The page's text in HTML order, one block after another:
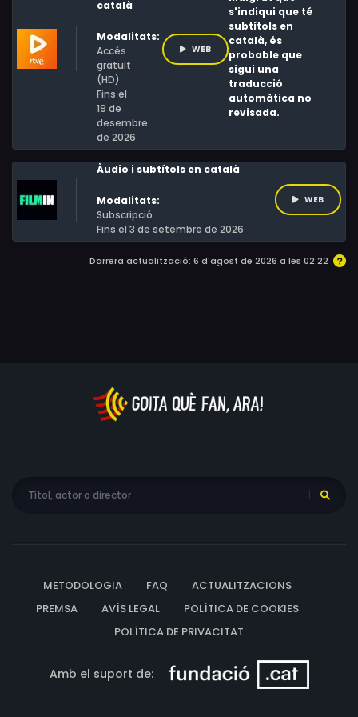
femenins que tracen les trajectòries entre les seves
eleccions i penediments. Un triangle amorós inesperat,
un parany de seducció fallida i una trobada que resulta
català
Modalitats:
Accés
gratuït
(HD)
Fins el
19 de
desembre
de 2026
WEB
s'indiqui que té
subtítols en
català, és
probable que
sigui una
traducció
automàtica no
revisada.
Àudio i subtítols en català
Modalitats:
Subscripció
Fins el 3 de setembre de 2026
WEB
Darrera actualització: 6 d'agost de 2026 a les 02:22
METODOLOGIA FAQ
ACTUALITZACIONS
PREMSA
AVÍS LEGAL
POLÍTICA DE COOKIES
POLÍTICA DE PRIVACITAT
Amb el suport de: